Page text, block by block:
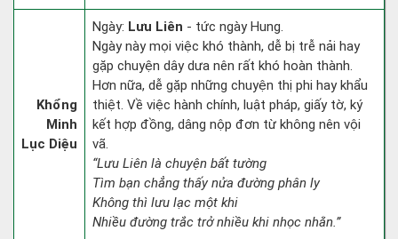
Khổng
Minh
Lục Diệu
Ngày: Lưu Liên - tức ngày Hung.
Ngày này mọi việc khó thành, dễ bị trễ nải hay
gặp chuyện dây dưa nên rất khó hoàn thành.
Hơn nữa, dễ gặp những chuyện thị phi hay khẩu
thiệt. Về việc hành chính, luật pháp, giấy tờ, ký
kết hợp đồng, dâng nộp đơn từ không nên vội
vã.
“Lưu Liên là chuyện bất tường
Tìm bạn chẳng thấy nửa đường phân ly
Không thì lưu lạc một khi
Nhiều đường trắc trở nhiều khi nhọc nhằn.”